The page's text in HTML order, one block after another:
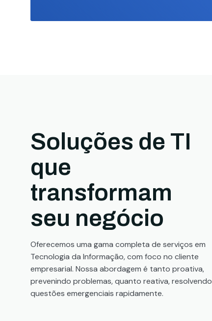
Soluções de TI
que
transformam
seu negócio
Oferecemos uma gama completa de serviços em
Tecnologia da Informação, com foco no cliente
empresarial. Nossa abordagem é tanto proativa,
prevenindo problemas, quanto reativa, resolvendo
questões emergenciais rapidamente.